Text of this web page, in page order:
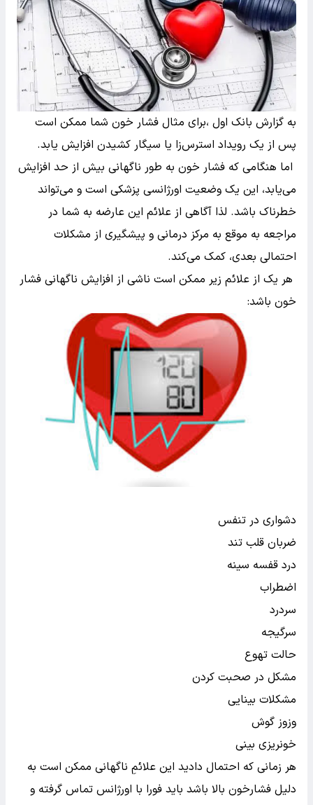
به گزارش بانک اول ،برای مثال فشار خون شما ممکن است
پس از یک رویداد استرس‌زا یا سیگار کشیدن افزایش یابد.
اما هنگامی که فشار خون به طور ناگهانی بیش از حد افزایش
می‌یابد، این یک وضعیت اورژانسی پزشکی است و می‌تواند
خطرناک باشد. لذا آگاهی از علائم این عارضه به شما در
مراجعه به موقع به مرکز درمانی و پیشگیری از مشکلات
احتمالی بعدی، کمک می‌کند.
هر یک از علائم زیر ممکن است ناشی از افزایش ناگهانی فشار
خون باشد:
دشواری در تنفس
ضربان قلب تند
درد قفسه سینه
اضطراب
سردرد
سرگیجه
حالت تهوع
مشکل در صحبت کردن
مشکلات بینایی
وزوز گوش
خونریزی بینی
هر زمانی که احتمال دادید این علائمِ ناگهانی ممکن است به
دلیل فشارخون بالا باشد باید فورا با اورژانس تماس گرفته و